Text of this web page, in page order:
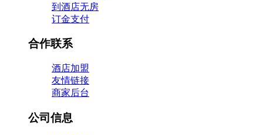
到酒店无房
订金支付
合作联系
酒店加盟
友情链接
商家后台
公司信息